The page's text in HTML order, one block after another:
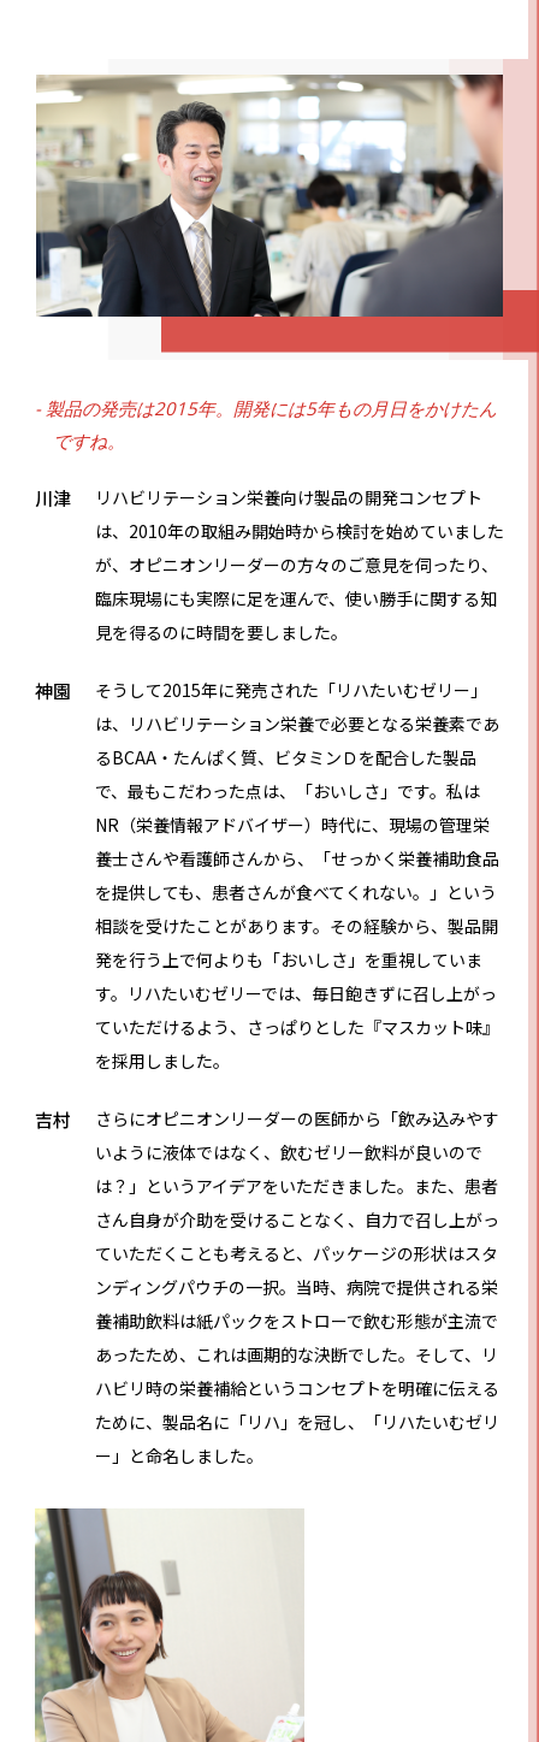
- 製品の発売は2015年。開発には5年もの月日をかけたん
ですね。
川津
リハビリテーション栄養向け製品の開発コンセプト
は、2010年の取組み開始時から検討を始めていました
が、オピニオンリーダーの方々のご意見を伺ったり、
臨床現場にも実際に足を運んで、使い勝手に関する知
見を得るのに時間を要しました。
神園
そうして2015年に発売された「リハたいむゼリー」
は、リハビリテーション栄養で必要となる栄養素であ
るBCAA・たんぱく質、ビタミンＤを配合した製品
で、最もこだわった点は、「おいしさ」です。私は
NR（栄養情報アドバイザー）時代に、現場の管理栄
養士さんや看護師さんから、「せっかく栄養補助食品
を提供しても、患者さんが食べてくれない。」という
相談を受けたことがあります。その経験から、製品開
発を行う上で何よりも「おいしさ」を重視していま
す。リハたいむゼリーでは、毎日飽きずに召し上がっ
ていただけるよう、さっぱりとした『マスカット味』
を採用しました。
吉村
さらにオピニオンリーダーの医師から「飲み込みやす
いように液体ではなく、飲むゼリー飲料が良いので
は？」というアイデアをいただきました。また、患者
さん自身が介助を受けることなく、自力で召し上がっ
ていただくことも考えると、パッケージの形状はスタ
ンディングパウチの一択。当時、病院で提供される栄
養補助飲料は紙パックをストローで飲む形態が主流で
あったため、これは画期的な決断でした。そして、リ
ハビリ時の栄養補給というコンセプトを明確に伝える
ために、製品名に「リハ」を冠し、「リハたいむゼリ
ー」と命名しました。